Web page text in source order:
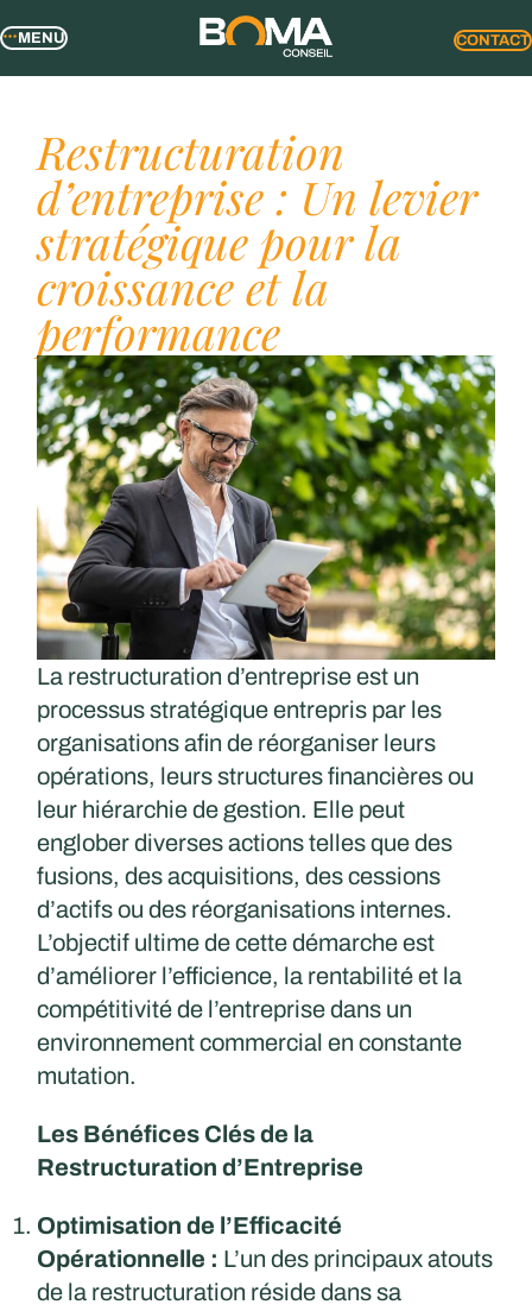
MENU CONTACT
Restructuration
d’entreprise : Un levier
stratégique pour la
croissance et la
performance
La restructuration d’entreprise est un
processus stratégique entrepris par les
organisations afin de réorganiser leurs
opérations, leurs structures financières ou
leur hiérarchie de gestion. Elle peut
englober diverses actions telles que des
fusions, des acquisitions, des cessions
d’actifs ou des réorganisations internes.
L’objectif ultime de cette démarche est
d’améliorer l’efficience, la rentabilité et la
compétitivité de l’entreprise dans un
environnement commercial en constante
mutation.
Les Bénéfices Clés de la
Restructuration d’Entreprise
Optimisation de l’Efficacité
Opérationnelle : L’un des principaux atouts
de la restructuration réside dans sa